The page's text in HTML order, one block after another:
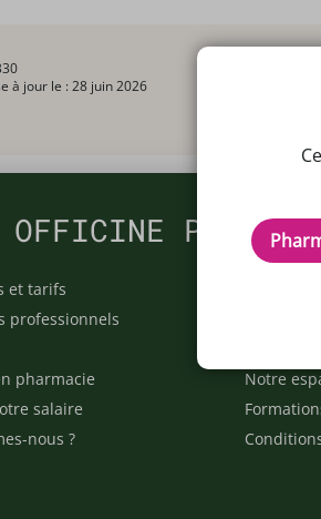
à jour le : 28 juin 2026
OFFICINE
et tarifs
professionnels
pharmacie
salaire
nous ?
Notre